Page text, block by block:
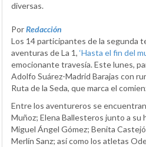
diversas.
PorRedacción
Los 14 participantes de la segunda
aventuras de La 1, ‘Hasta el fin del
emocionante travesía. Este lunes,
Adolfo Suárez-Madrid Barajas con
Ruta de la Seda, que marca el
Entre los aventureros se
Muñoz; Elena Ballesteros junto a su
Miguel Ángel Gómez; Benita
Merlín Sanz; así como los atletas